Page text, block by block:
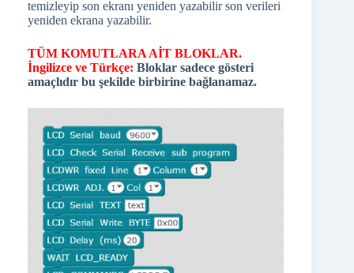
temizleyip son ekranı yeniden yazabilir son verileri
yeniden ekrana yazabilir.
TÜM KOMUTLARA AİT BLOKLAR.
İngilizce ve Türkçe: Bloklar sadece gösteri
amaçlıdır bu şekilde birbirine bağlanamaz.